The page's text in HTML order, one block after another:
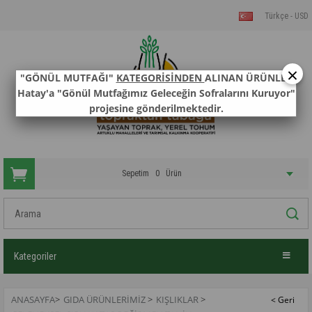
Türkçe - USD
Sepetim 0 Ürün
Kategoriler
ANASAYFA> GIDA ÜRÜNLERİMİZ> KIŞLIKLAR>
×
"GÖNÜL MUTFAĞI" KATEGORİSİNDEN ALINAN ÜRÜNLER
Hatay'a "Gönül Mutfağımız Geleceğin Sofralarını Kuruyor"
projesine gönderilmektedir.